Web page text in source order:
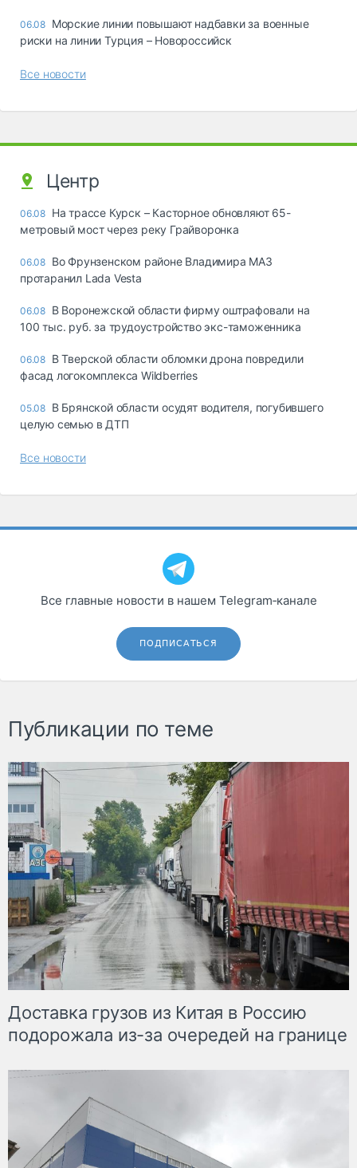
06.08 Морские линии повышают надбавки за военные
риски на линии Турция – Новороссийск
Все новости
Центр
06.08 На трассе Курск – Касторное обновляют 65-
метровый мост через реку Грайворонка
06.08 Во Фрунзенском районе Владимира МАЗ
протаранил Lada Vesta
06.08 В Воронежской области фирму оштрафовали на
100 тыс. руб. за трудоустройство экс-таможенника
06.08 В Тверской области обломки дрона повредили
фасад логокомплекса Wildberries
05.08 В Брянской области осудят водителя, погубившего
целую семью в ДТП
Все новости
Все главные новости в нашем Telegram‑канале
ПОДПИСАТЬСЯ
Публикации по теме
Доставка грузов из Китая в Россию
подорожала из-за очередей на границе